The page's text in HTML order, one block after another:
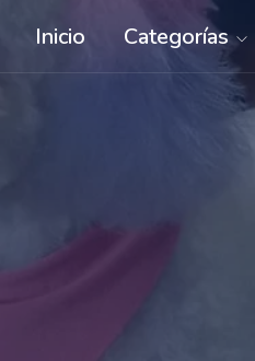
Inicio Categorías